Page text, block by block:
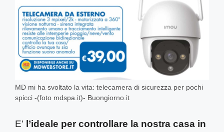
MD mi ha svoltato la vita: telecamera di sicurezza per pochi
spicci -(foto mdspa.it)- Buongiorno.it
E’ l’ideale per controllare la nostra casa in